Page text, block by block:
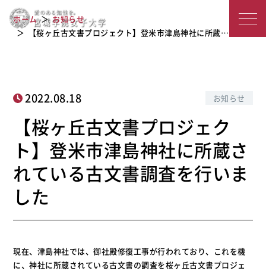
城
子
大
学
津島神社に所蔵されている古文書調査
を行いました
ホーム
お知らせ
【桜ヶ丘古文書プロジェクト】登米市津島神社に所蔵…
2022.08.18 お知らせ
【桜ヶ丘古文書プロジェク
ト】登米市津島神社に所蔵さ
れている古文書調査を行いま
した
現在、津島神社では、御社殿修復工事が行われており、これを機
に、神社に所蔵されている古文書の調査を桜ヶ丘古文書プロジェ